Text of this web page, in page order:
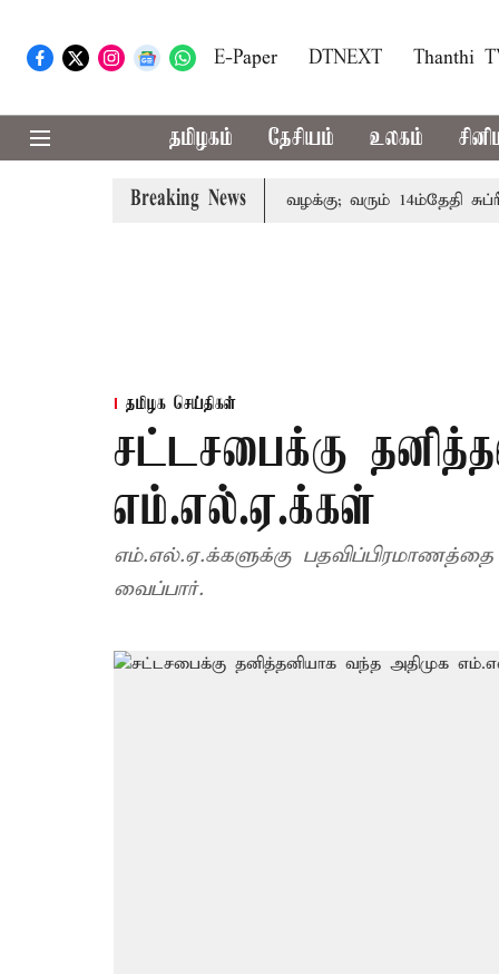
E-Paper DTNEXT Thanthi
தமிழகம் தேசியம் உலகம்
Breaking News
அரசுப்பணி வழக்கு; வரும் 14ம்தேதி
தமிழக செய்திகள்
சட்டசபைக்கு
எம்.எல்.ஏ.க்கள்
எம்.எல்.ஏ.க்களுக்கு
வைப்பார்.